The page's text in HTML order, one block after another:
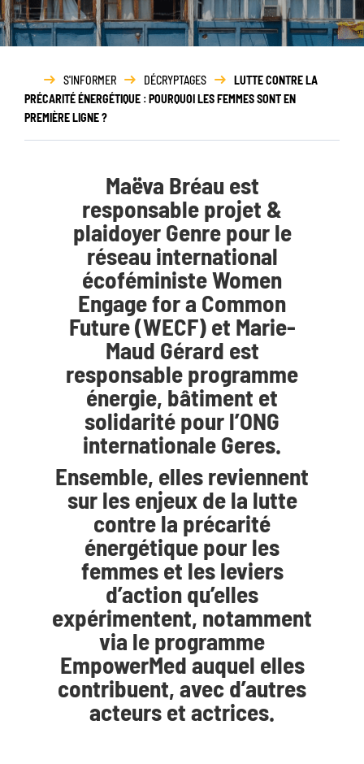
Rapport
d’activité
S'INFORMER DÉCRYPTAGES
LUTTE CONTRE LA
PRÉCARITÉ ÉNERGÉTIQUE : POURQUOI LES FEMMES SONT EN
PREMIÈRE LIGNE ?
Maëva Bréau est
responsable projet &
plaidoyer Genre pour le
réseau international
écoféministe Women
Engage for a Common
Future (WECF) et Marie-
Maud Gérard est
responsable programme
énergie, bâtiment et
solidarité pour l’ONG
internationale Geres.
Ensemble, elles reviennent
sur les enjeux de la lutte
contre la précarité
énergétique pour les
femmes et les leviers
d’action qu’elles
expérimentent, notamment
via le programme
EmpowerMed auquel elles
contribuent, avec d’autres
acteurs et actrices.